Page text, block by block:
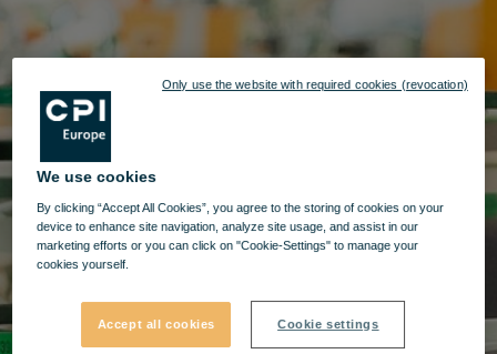
We use cookies
By clicking “Accept All Cookies”, you agree to the storing of cookies on your
device to enhance site navigation, analyze site usage, and assist in our
marketing efforts or you can click on "Cookie-Settings" to manage your
cookies yourself.
Accept all cookies Cookie settings
Only use the website with required cookies (revocation)